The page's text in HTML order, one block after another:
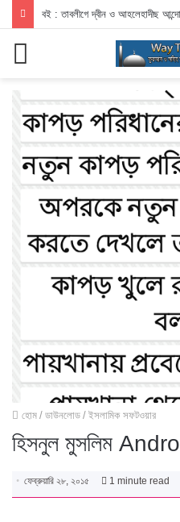
বই : তাবলীগে দ্বীন ও আহলেহাদীছ
হোম / ডাউনলোড / ইসলামিক সফটওয়ার
হিসনুল মুসলিম
ফেব্রুয়ারি ২৮, ২০১৫ 1 minute read